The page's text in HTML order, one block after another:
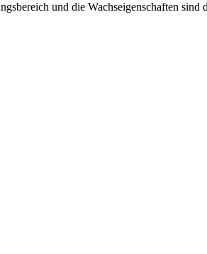
und die Wachseigenschaften